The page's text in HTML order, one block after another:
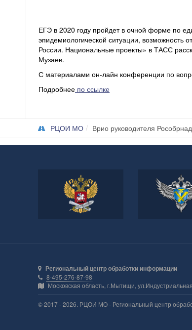
ЕГЭ в 2020 году пройдет в очной форме по
эпидемиологической ситуации,
России. Национальные проекты» в ТАСС
Музаев.
С материалами он-лайн конференции по
Подробнее по ссылке
РЦОИ МО Врио руководителя
Министерство
просвещения Российской
Федерации
Федеральная
надзору в
образования
Региональный центр обработки информации
8-495-276-87-98
Московская область, г.Мытищи,
© 2017 - 2026. РЦОИ МО - Региональный центр